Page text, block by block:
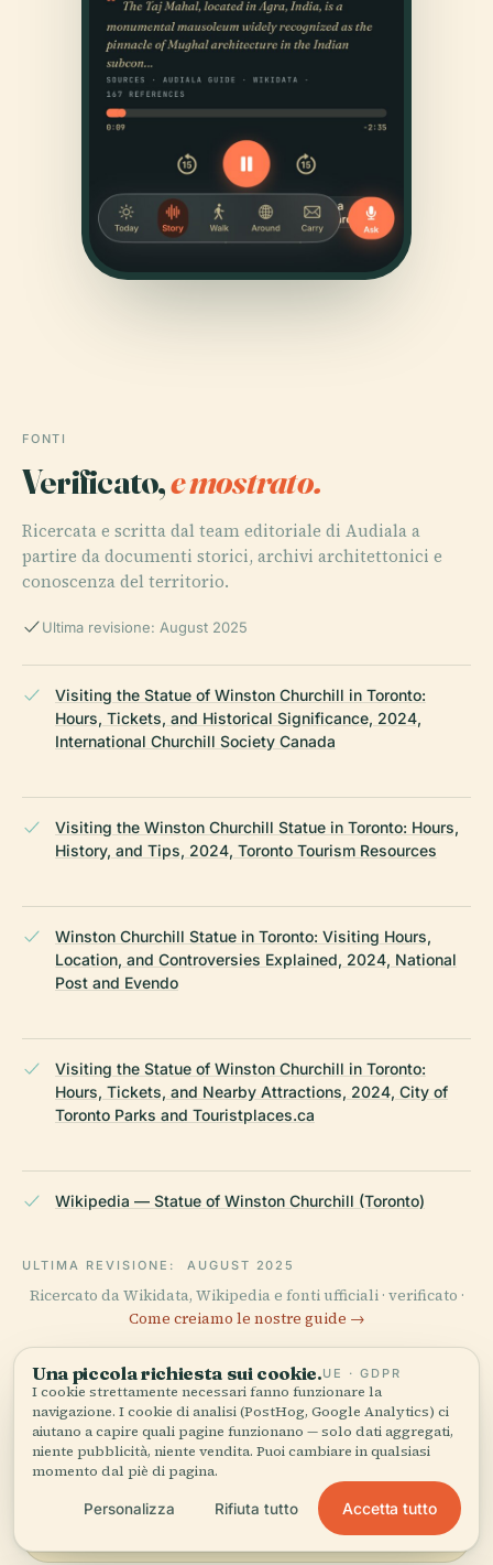
FONTI
Verificato,e mostrato.
Ricercata e scritta dal team editoriale di Audiala a
partire da documenti storici, archivi architettonici e
conoscenza del territorio.
Ultima revisione: August 2025
Visiting the Statue of Winston Churchill in Toronto:
Hours, Tickets, and Historical Significance, 2024,
International Churchill Society Canada
Visiting the Winston Churchill Statue in Toronto: Hours,
History, and Tips, 2024, Toronto Tourism Resources
Winston Churchill Statue in Toronto: Visiting Hours,
Location, and Controversies Explained, 2024, National
Post and Evendo
Visiting the Statue of Winston Churchill in Toronto:
Hours, Tickets, and Nearby Attractions, 2024, City of
Toronto Parks and Touristplaces.ca
Wikipedia — Statue of Winston Churchill (Toronto)
ULTIMA REVISIONE: AUGUST 2025
Ricercato da Wikidata, Wikipedia e fonti ufficiali · verificato ·
Come creiamo le nostre guide →
Esplora la zona
Vedi Statua di Winston
Churchill sulla mappa e
dintorni.
Vedi mappa
Una piccola richiesta sui cookie.UE · GDPR
I cookie strettamente necessari fanno funzionare la
navigazione. I cookie di analisi (PostHog, Google Analytics) ci
aiutano a capire quali pagine funzionano — solo dati aggregati,
niente pubblicità, niente vendita. Puoi cambiare in qualsiasi
momento dal piè di pagina.
Personalizza Rifiuta tutto Accetta tutto